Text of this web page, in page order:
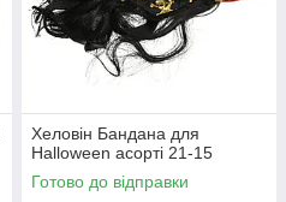
Хеловін Бандана для
Halloween асорті 21-15
Готово до відправки